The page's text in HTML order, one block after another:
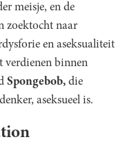
meisje, en de
zoektocht naar
en aseksualiteit
verdienen binnen
Spongebob, die
aseksueel is.